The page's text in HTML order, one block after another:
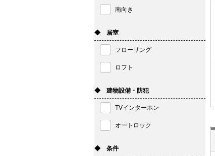
南向き
◆ 居室
フローリング
ロフト
◆ 建物設備・防犯
TVインターホン
オートロック
◆ 条件